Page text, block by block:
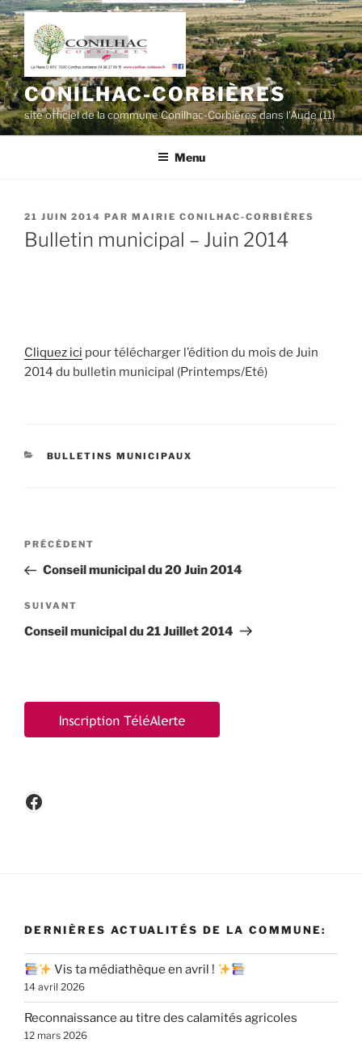
Aller
au
contenu
principal
CONILHAC-CORBIÈRES
site officiel de la commune Conilhac-Corbières dans l'Aude (11)
Menu
PUBLIÉ
LE
21 JUIN 2014 PAR MAIRIE CONILHAC-CORBIÈRES
Bulletin municipal – Juin 2014
Cliquez ici pour télécharger l’édition du mois de Juin
2014 du bulletin municipal (Printemps/Eté)
CATÉGORIES
BULLETINS MUNICIPAUX
Navigation
l’article
Article
précédent
PRÉCÉDENT
Conseil municipal du 20 Juin 2014
Article
suivant
SUIVANT
Conseil municipal du 21 Juillet 2014
Facebook
DERNIÈRES ACTUALITÉS DE LA COMMUNE:
Vis ta médiathèque en avril !
14 avril 2026
Reconnaissance au titre des calamités agricoles
12 mars 2026